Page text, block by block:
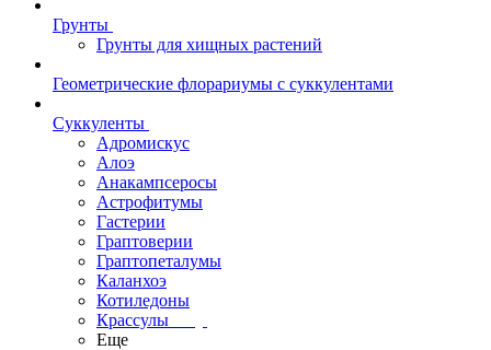
Грунты
Грунты для хищных растений
Геометрические флорариумы с суккулентами
Суккуленты
Адромискус
Алоэ
Анакампсеросы
Астрофитумы
Гастерии
Граптоверии
Граптопеталумы
Каланхоэ
Котиледоны
Крассулы
Еще